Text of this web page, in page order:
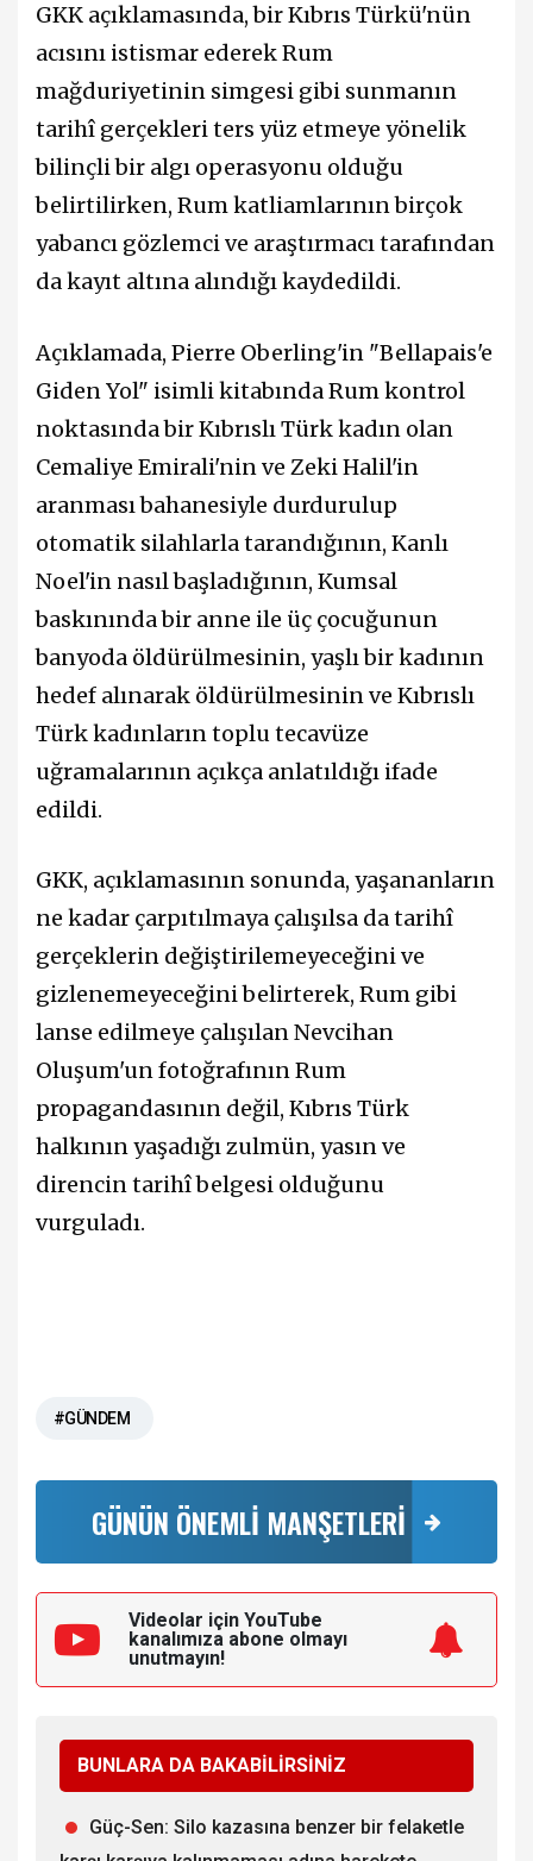
GKK açıklamasında, bir Kıbrıs Türkü'nün
acısını istismar ederek Rum
mağduriyetinin simgesi gibi sunmanın
tarihî gerçekleri ters yüz etmeye yönelik
bilinçli bir algı operasyonu olduğu
belirtilirken, Rum katliamlarının birçok
yabancı gözlemci ve araştırmacı tarafından
da kayıt altına alındığı kaydedildi.
Açıklamada, Pierre Oberling'in "Bellapais'e
Giden Yol" isimli kitabında Rum kontrol
noktasında bir Kıbrıslı Türk kadın olan
Cemaliye Emirali'nin ve Zeki Halil'in
aranması bahanesiyle durdurulup
otomatik silahlarla tarandığının, Kanlı
Noel'in nasıl başladığının, Kumsal
baskınında bir anne ile üç çocuğunun
banyoda öldürülmesinin, yaşlı bir kadının
hedef alınarak öldürülmesinin ve Kıbrıslı
Türk kadınların toplu tecavüze
uğramalarının açıkça anlatıldığı ifade
edildi.
GKK, açıklamasının sonunda, yaşananların
ne kadar çarpıtılmaya çalışılsa da tarihî
gerçeklerin değiştirilemeyeceğini ve
gizlenemeyeceğini belirterek, Rum gibi
lanse edilmeye çalışılan Nevcihan
Oluşum'un fotoğrafının Rum
propagandasının değil, Kıbrıs Türk
halkının yaşadığı zulmün, yasın ve
direncin tarihî belgesi olduğunu
vurguladı.
#GÜNDEM
GÜNÜN ÖNEMLİ MANŞETLERİ
Videolar için YouTube
kanalımıza abone olmayı
unutmayın!
BUNLARA DA BAKABİLİRSİNİZ
Güç-Sen: Silo kazasına benzer bir felaketle